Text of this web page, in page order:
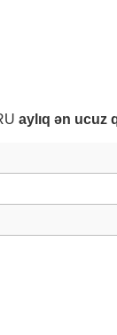
aylıq ən ucuz